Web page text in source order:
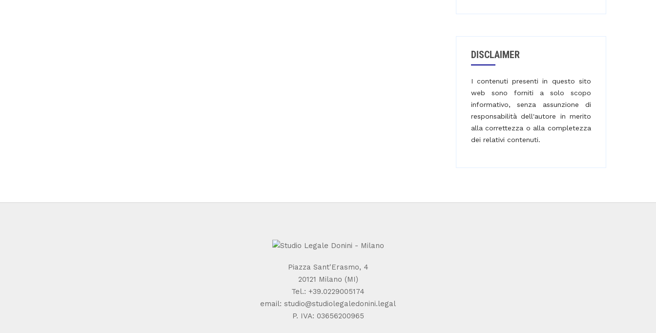
DISCLAIMER
I contenuti presenti in questo sito
web sono forniti a solo scopo
informativo, senza assunzione di
responsabilità dell'autore in merito
alla correttezza o alla completezza
dei relativi contenuti.
Piazza Sant'Erasmo, 4
20121 Milano (MI)
Tel.: +39.0229005174
email: studio@studiolegaledonini.legal
P. IVA: 03656200965